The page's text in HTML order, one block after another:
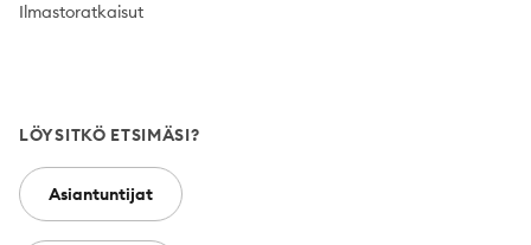
Ilmastoratkaisut
LÖYSITKÖ ETSIMÄSI?
Asiantuntijat